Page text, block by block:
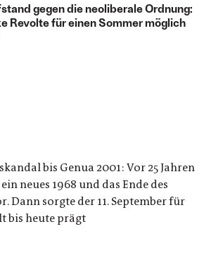
gegen die neoliberale Ordnung:
Revolte für einen Sommer möglich
bis Genua 2001: Vor 25 Jahren
neues 1968 und das Ende des
Dann sorgte der 11. September für
bis heute prägt